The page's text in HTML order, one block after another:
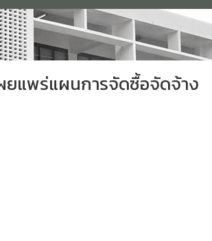
ยแพร่แผนการจัดซื้อจัดจ้าง